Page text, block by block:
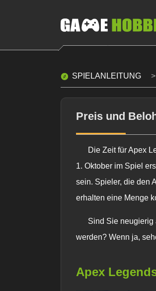
SPIELANLEITUNG
Preis und
Die Zeit für Apex
1. Oktober im Spiel
sein. Spieler, die den
erhalten eine Menge
Sind Sie neugierig
werden? Wenn ja,
Apex